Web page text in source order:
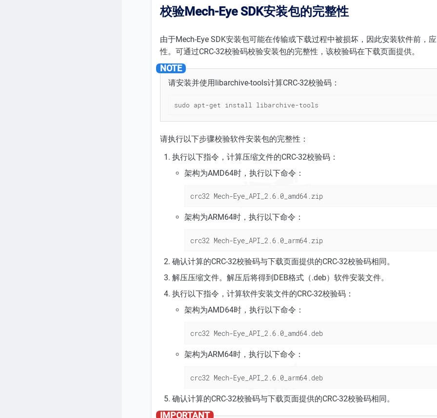
校验Mech-Eye SDK安装包的完整性
由于Mech-Eye SDK安装包可能在传输或下载过程中被损坏，因此安装软件前，
性。可通过CRC-32校验码校验安装包的完整性，该校验码在下载页面提供。
请安装并使用libarchive-tools计算CRC-32校验码：
sudo apt-get install libarchive-tools
请执行以下步骤校验软件安装包的完整性：
执行以下指令，计算压缩文件的CRC-32校验码：
架构为AMD64时，执行以下命令：
crc32 Mech-Eye_API_2.6.0_amd64.zip
架构为ARM64时，执行以下命令：
crc32 Mech-Eye_API_2.6.0_arm64.zip
确认计算的CRC-32校验码与下载页面提供的CRC-32校验码相同。
解压压缩文件。解压后将得到DEB格式（.deb）软件安装文件。
执行以下指令，计算软件安装文件的CRC-32校验码：
架构为AMD64时，执行以下命令：
crc32 Mech-Eye_API_2.6.0_amd64.deb
架构为ARM64时，执行以下命令：
crc32 Mech-Eye_API_2.6.0_arm64.deb
确认计算的CRC-32校验码与下载页面提供的CRC-32校验码相同。